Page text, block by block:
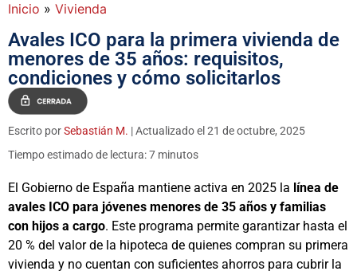
Inicio » Vivienda
Avales ICO para la primera vivienda de
menores de 35 años: requisitos,
condiciones y cómo solicitarlos
Escrito porSebastián M. | Actualizado el 21 de octubre, 2025
Tiempo estimado de lectura: 7 minutos
El Gobierno de España mantiene activa en 2025 la línea de
avales ICO para jóvenes menores de 35 años y familias
con hijos a cargo. Este programa permite garantizar hasta el
20 % del valor de la hipoteca de quienes compran su primera
vivienda y no cuentan con suficientes ahorros para cubrir la